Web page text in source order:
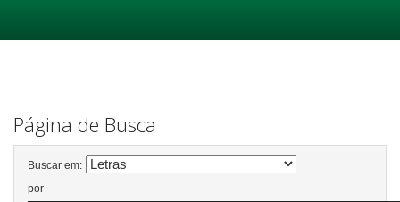
Página de Busca
Buscar em:
por